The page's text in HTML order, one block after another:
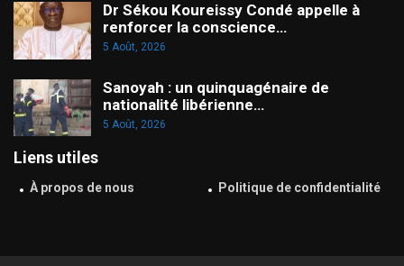
Dr Sékou Koureissy Condé appelle à
renforcer la conscience…
5 Août, 2026
Sanoyah : un quinquagénaire de
nationalité libérienne…
5 Août, 2026
Liens utiles
À propos de nous Politique de confidentialité